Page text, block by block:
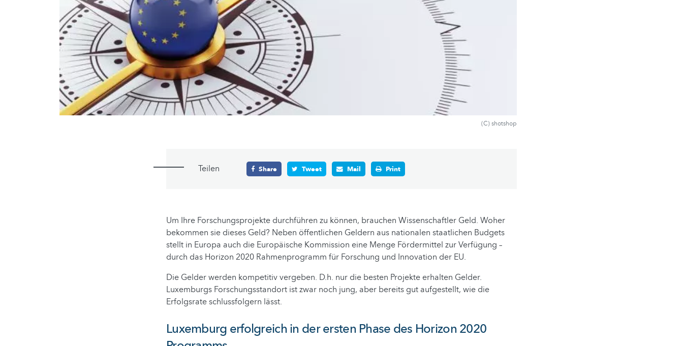
(C) shotshop
Teilen Share Tweet Mail Print
Um Ihre Forschungsprojekte durchführen zu können, brauchen Wissenschaftler Geld. Woher
bekommen sie dieses Geld? Neben öffentlichen Geldern aus nationalen staatlichen Budgets
stellt in Europa auch die Europäische Kommission eine Menge Fördermittel zur Verfügung –
durch das Horizon 2020 Rahmenprogramm für Forschung und Innovation der EU.
Die Gelder werden kompetitiv vergeben. D.h. nur die besten Projekte erhalten Gelder.
Luxemburgs Forschungsstandort ist zwar noch jung, aber bereits gut aufgestellt, wie die
Erfolgsrate schlussfolgern lässt.
Luxemburg erfolgreich in der ersten Phase des Horizon 2020